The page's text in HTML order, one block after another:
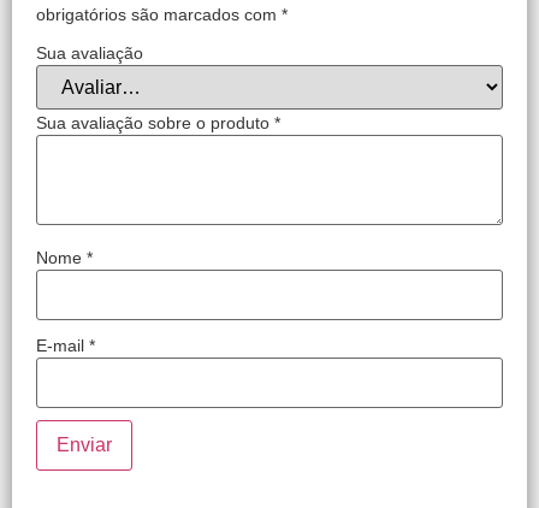
obrigatórios são marcados com *
Sua avaliação
Sua avaliação sobre o produto *
Nome *
E-mail *